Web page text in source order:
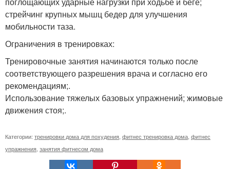
стрейчинг крупных мышц бедер для улучшения
мобильности таза.
Ограничения в тренировках:
Тренировочные занятия начинаются только после
соответствующего разрешения врача и согласно его
рекомендациям;.
Использование тяжелых базовых упражнений; жимовые
движения стоя;.
Категории: тренировки дома для похудения фитнес тренировка дома фитнес
упражнения занятия фитнесом дома